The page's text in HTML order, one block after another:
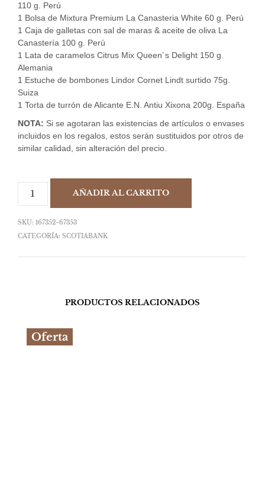
110 g. Perú
1 Bolsa de Mixtura Premium La Canasteria White 60 g. Perú
1 Caja de galletas con sal de maras & aceite de oliva La
Canastería 100 g. Perú
1 Lata de caramelos Citrus Mix Queen´s Delight 150 g.
Alemania
1 Estuche de bombones Lindor Cornet Lindt surtido 75g.
Suiza
1 Torta de turrón de Alicante E.N. Antiu Xixona 200g. España
NOTA: Si se agotaran las existencias de artículos o envases
incluidos en los regalos, estos serán sustituidos por otros de
similar calidad, sin alteración del precio.
AÑADIR AL CARRITO
SKU: 167352-67353
CATEGORÍA: SCOTIABANK
PRODUCTOS RELACIONADOS
Oferta